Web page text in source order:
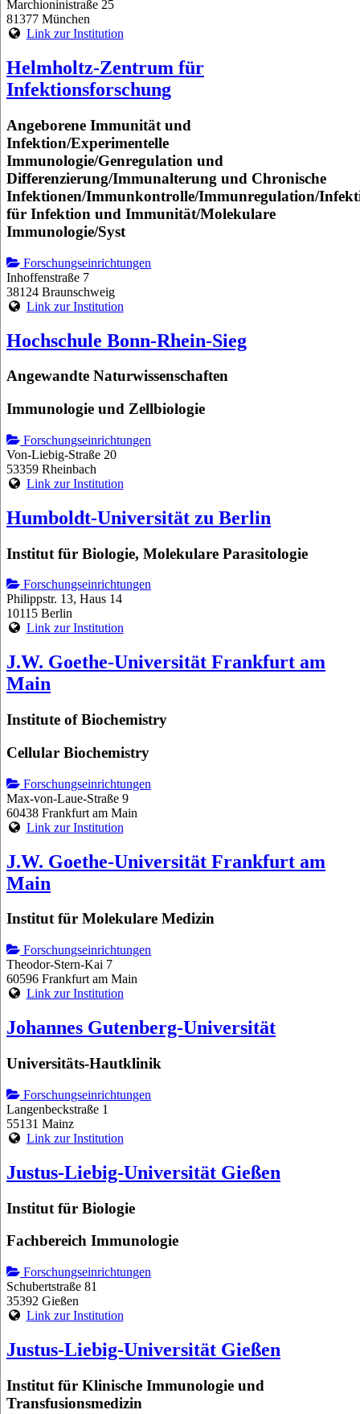
Marchioninistraße 25
81377 München
Link zur Institution
Helmholtz-Zentrum für
Infektionsforschung
Angeborene Immunität und
Infektion/Experimentelle
Immunologie/Genregulation und
Differenzierung/Immunalterung und Chronische
Infektionen/Immunkontrolle/Immunregulation/
für Infektion und Immunität/Molekulare
Immunologie/Syst
Forschungseinrichtungen
Inhoffenstraße 7
38124 Braunschweig
Link zur Institution
Hochschule Bonn-Rhein-Sieg
Angewandte Naturwissenschaften
Immunologie und Zellbiologie
Forschungseinrichtungen
Von-Liebig-Straße 20
53359 Rheinbach
Link zur Institution
Humboldt-Universität zu Berlin
Institut für Biologie, Molekulare Parasitologie
Forschungseinrichtungen
Philippstr. 13, Haus 14
10115 Berlin
Link zur Institution
J.W. Goethe-Universität Frankfurt am
Main
Institute of Biochemistry
Cellular Biochemistry
Forschungseinrichtungen
Max-von-Laue-Straße 9
60438 Frankfurt am Main
Link zur Institution
J.W. Goethe-Universität Frankfurt am
Main
Institut für Molekulare Medizin
Forschungseinrichtungen
Theodor-Stern-Kai 7
60596 Frankfurt am Main
Link zur Institution
Johannes Gutenberg-Universität
Universitäts-Hautklinik
Forschungseinrichtungen
Langenbeckstraße 1
55131 Mainz
Link zur Institution
Justus-Liebig-Universität Gießen
Institut für Biologie
Fachbereich Immunologie
Forschungseinrichtungen
Schubertstraße 81
35392 Gießen
Link zur Institution
Justus-Liebig-Universität Gießen
Institut für Klinische Immunologie und
Transfusionsmedizin